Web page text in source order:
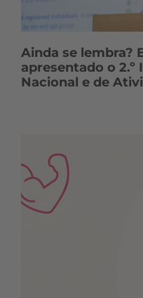
Ainda se lembra?
apresentado o
Nacional e de